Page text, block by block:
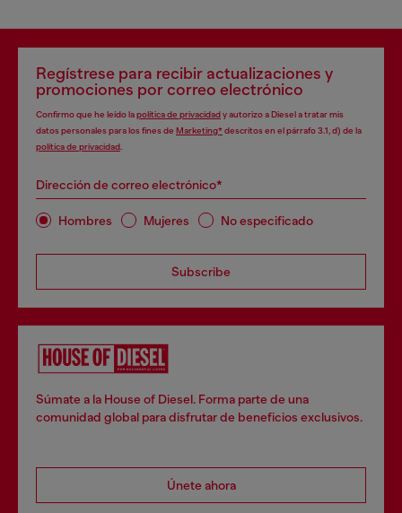
Regístrese para recibir actualizaciones y
promociones por correo electrónico
Confirmo que he leído lapolítica de privacidady autorizo a Diesel a tratar mis
datos personales para los fines de Marketing*descritos en el párrafo 3.1, d) de la
política de privacidad.
Dirección de correo electrónico*
Hombres Mujeres No especificado
Subscribe
Súmate a la House of Diesel. Forma parte de una
comunidad global para disfrutar de beneficios exclusivos.
Únete ahora